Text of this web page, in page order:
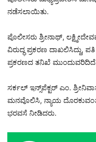
ನಡೆಸಲಾಯಿತು.
ಪೊಲೀಸರು ಶ್ರೀನಾಥ್,
ವಿರುದ್ಧ ಪ್ರಕರಣ ದಾಖಲಿಸಿದ್ದು,
ಪ್ರಕರಣದ ತನಿಖೆ
ಸರ್ಕಲ್ ಇನ್ಸ್‌ಪೆಕ್ಟರ್ ಎಂ.
ಮನವೊಲಿಸಿ, ನ್ಯಾಯ ದೊರಕುವಂತೆ
ಭರವಸೆ ನೀಡಿದರು.